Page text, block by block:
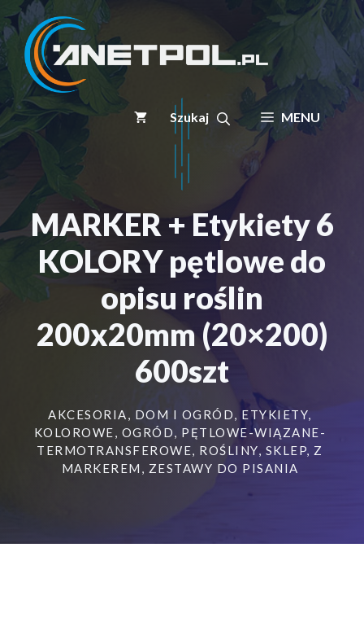
Przejdź
do
treści
MENU
MARKER + Etykiety 6
KOLORY pętlowe do
opisu roślin
200x20mm (20×200)
600szt
AKCESORIA, DOM I OGRÓD, ETYKIETY,
KOLOROWE, OGRÓD, PĘTLOWE-WIĄZANE-
TERMOTRANSFEROWE, ROŚLINY, SKLEP, Z
MARKEREM , ZESTAWY DO PISANIA